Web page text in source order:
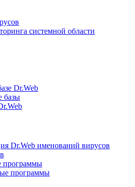
системной области
Dr.Web
базы
Dr.Web именований вирусов
программы
программы